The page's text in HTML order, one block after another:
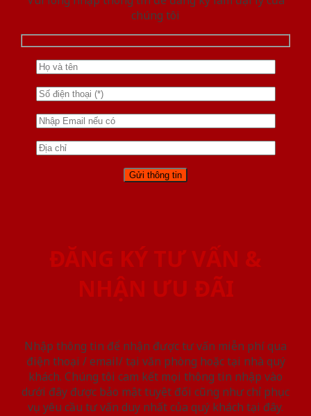
chúng tôi
ĐĂNG KÝ TƯ VẤN &
NHẬN ƯU ĐÃI
Nhập thông tin để nhận được tư vấn miễn phí qua
điện thoại / email/ tại văn phòng hoặc tại nhà quý
khách. Chúng tôi cam kết mọi thông tin nhập vào
dưới đây được bảo mật tuyệt đối cũng như chỉ phục
vụ yêu cầu tư vấn duy nhất của quý khách tại đây.